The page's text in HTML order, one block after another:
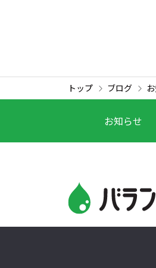
トップ ブログ
お知らせ
Copyright© Tombow